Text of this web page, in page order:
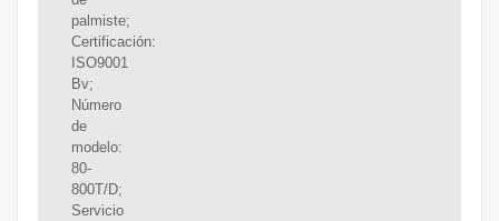
palmiste;
Certificación:
ISO9001
Bv;
Número
de
modelo:
80-
800T/D;
Servicio